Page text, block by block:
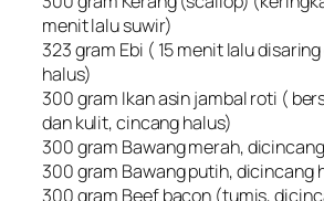
menit lalu suwir)
323 gram Ebi ( 15 menit lalu
halus)
300 gram Ikan asin jambal roti (
dan kulit, cincang halus)
300 gram Bawang merah,
300 gram Bawang putih, dicincang
300 gram Beef bacon (tumis,